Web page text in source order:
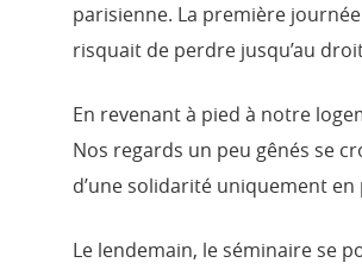
parisienne. La première
risquait de perdre jusqu’au
En revenant à pied à notre
Nos regards un peu gênés se
d’une solidarité uniquement
Le lendemain, le séminaire se